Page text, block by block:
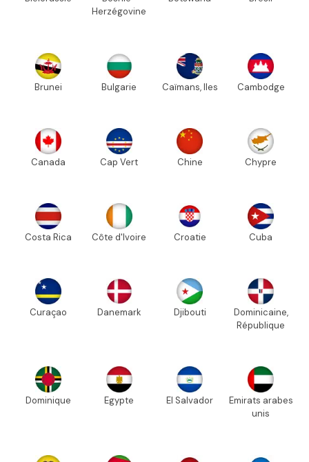
Herzégovine
Brunei Bulgarie Caïmans, Iles Cambodge
Canada Cap Vert Chine Chypre
Costa Rica Côte d'Ivoire Croatie Cuba
Curaçao Danemark Djibouti
Dominicaine,
République
Dominique Egypte El Salvador
Emirats arabes
unis